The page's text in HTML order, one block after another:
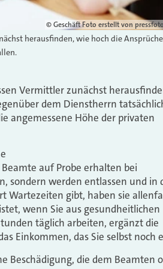
© Geschäft Foto erstellt von
herausfinden, wie hoch die
Vermittler zunächst
dem Dienstherrn
angemessene Höhe der privaten
auf Probe erhalten bei
sondern werden entlassen und in
Wartezeiten gibt, haben sie
wenn Sie aus gesundheitlichen
täglich arbeiten, ergänzt die
Einkommen, das Sie selbst noch
Beschädigung, die dem Beamten